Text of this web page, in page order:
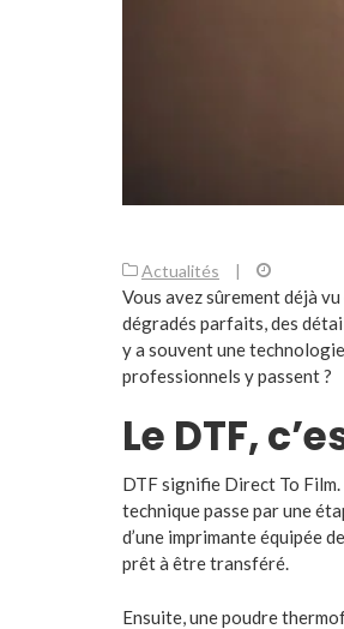
Actualités |
Vous avez sûrement déjà
dégradés parfaits, des
y a souvent une
professionnels y passent ?
Le DTF,
DTF signifie Direct To Film.
technique passe par une
d’une imprimante équipée
prêt à être transféré.
Ensuite, une poudre